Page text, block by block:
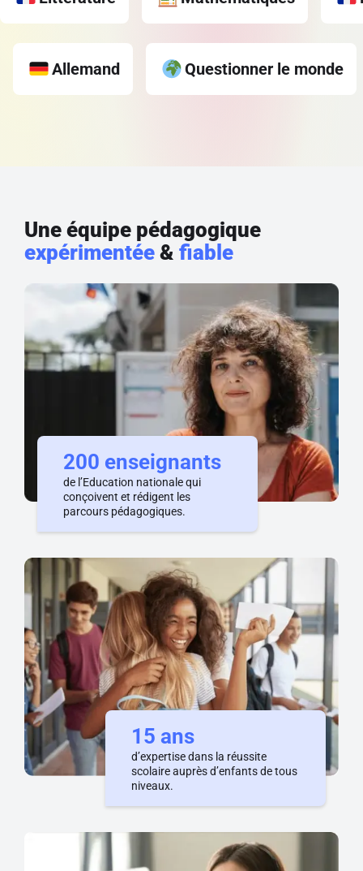
Allemand Questionner le monde
Une équipe pédagogique
expérimentée & fiable
200 enseignants
de l’Education nationale qui
conçoivent et rédigent les
parcours pédagogiques.
15 ans
d’expertise dans la réussite
scolaire auprès d’enfants de tous
niveaux.